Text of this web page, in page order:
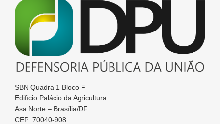
SBN Quadra 1 Bloco F
Edifício Palácio da Agricultura
Asa Norte – Brasília/DF
CEP: 70040-908